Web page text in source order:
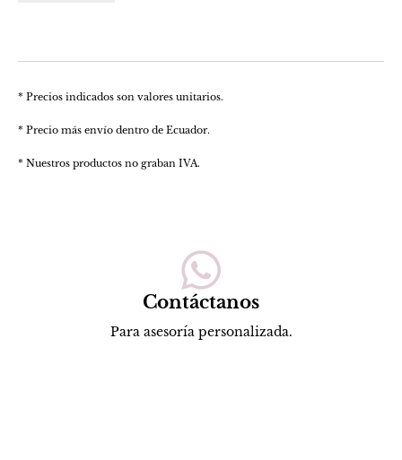
* Precios indicados son valores unitarios.
* Precio más envío dentro de Ecuador.
* Nuestros productos no graban IVA.
Contáctanos
Para asesoría personalizada.